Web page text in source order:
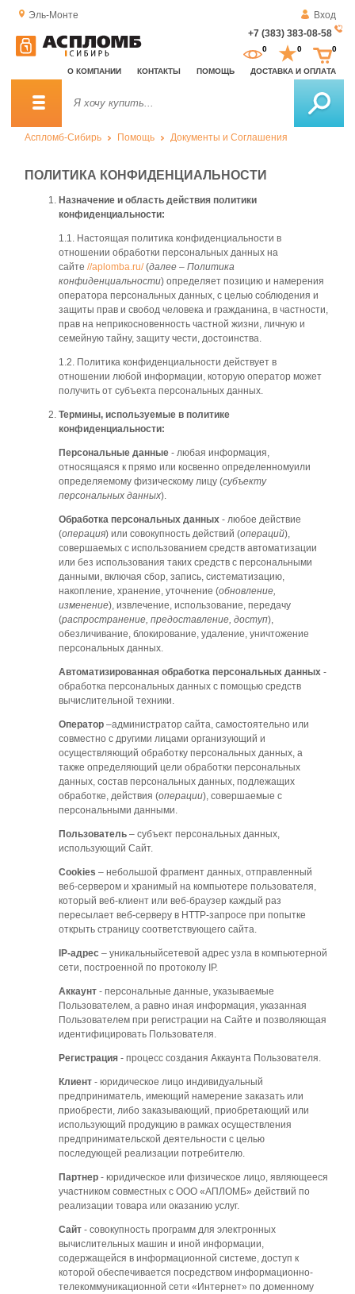
Эль-Монте
Вход
+7 (383) 383-08-58
О КОМПАНИИ КОНТАКТЫ ПОМОЩЬ ДОСТАВКА И ОПЛАТА
0 0 0
Аспломб-Сибирь Помощь Документы и Соглашения
ПОЛИТИКА КОНФИДЕНЦИАЛЬНОСТИ
Назначение и область действия политики
конфиденциальности:
1.1. Настоящая политика конфиденциальности в
отношении обработки персональных данных на
сайте //aplomba.ru/(далее – Политика
конфиденциальности) определяет позицию и намерения
оператора персональных данных, с целью соблюдения и
защиты прав и свобод человека и гражданина, в частности,
прав на неприкосновенность частной жизни, личную и
семейную тайну, защиту чести, достоинства.
1.2. Политика конфиденциальности действует в
отношении любой информации, которую оператор может
получить от субъекта персональных данных.
Термины, используемые в политике
конфиденциальности:
Персональные данные - любая информация,
относящаяся к прямо или косвенно определенномуили
определяемому физическому лицу (субъекту
персональных данных).
Обработка персональных данных - любое действие
(операция) или совокупность действий (операций),
совершаемых с использованием средств автоматизации
или без использования таких средств с персональными
данными, включая сбор, запись, систематизацию,
накопление, хранение, уточнение (обновление,
изменение), извлечение, использование, передачу
(распространение, предоставление, доступ),
обезличивание, блокирование, удаление, уничтожение
персональных данных.
Автоматизированная обработка персональных данных -
обработка персональных данных с помощью средств
вычислительной техники.
Оператор –администратор сайта, самостоятельно или
совместно с другими лицами организующий и
осуществляющий обработку персональных данных, а
также определяющий цели обработки персональных
данных, состав персональных данных, подлежащих
обработке, действия (операции), совершаемые с
персональными данными.
Пользователь – субъект персональных данных,
использующий Сайт.
Cookies – небольшой фрагмент данных, отправленный
веб-сервером и хранимый на компьютере пользователя,
который веб-клиент или веб-браузер каждый раз
пересылает веб-серверу в HTTP-запросе при попытке
открыть страницу соответствующего сайта.
IP-адрес – уникальныйсетевой адрес узла в компьютерной
сети, построенной по протоколу IP.
Аккаунт - персональные данные, указываемые
Пользователем, а равно иная информация, указанная
Пользователем при регистрации на Сайте и позволяющая
идентифицировать Пользователя.
Регистрация - процесс создания Аккаунта Пользователя.
Клиент - юридическое лицо индивидуальный
предприниматель, имеющий намерение заказать или
приобрести, либо заказывающий, приобретающий или
использующий продукцию в рамках осуществления
предпринимательской деятельности с целью
последующей реализации потребителю.
Партнер - юридическое или физическое лицо, являющееся
участником совместных с ООО «АПЛОМБ» действий по
реализации товара или оказанию услуг.
Сайт - совокупность программ для электронных
вычислительных машин и иной информации,
содержащейся в информационной системе, доступ к
которой обеспечивается посредством информационно-
телекоммуникационной сети «Интернет» по доменному